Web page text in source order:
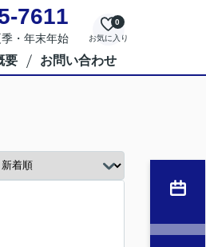
7611
・年末年始 お気に入り
0
要 お問い合わせ